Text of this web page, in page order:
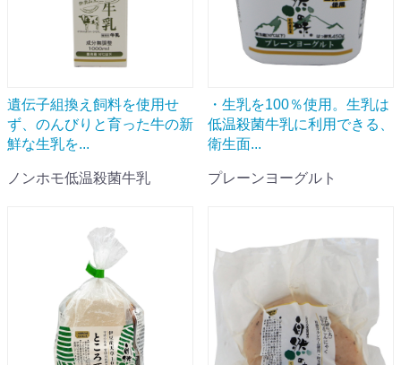
遺伝子組換え飼料を使用せ
ず、のんびりと育った牛の新
鮮な生乳を...
ノンホモ低温殺菌牛乳
・生乳を100％使用。生乳は
低温殺菌牛乳に利用できる、
衛生面...
プレーンヨーグルト